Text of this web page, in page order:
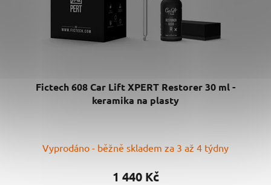
Fictech 608 Car Lift XPERT Restorer 30 ml -
keramika na plasty
Vyprodáno - běžně skladem za 3 až 4 týdny
1 440 Kč